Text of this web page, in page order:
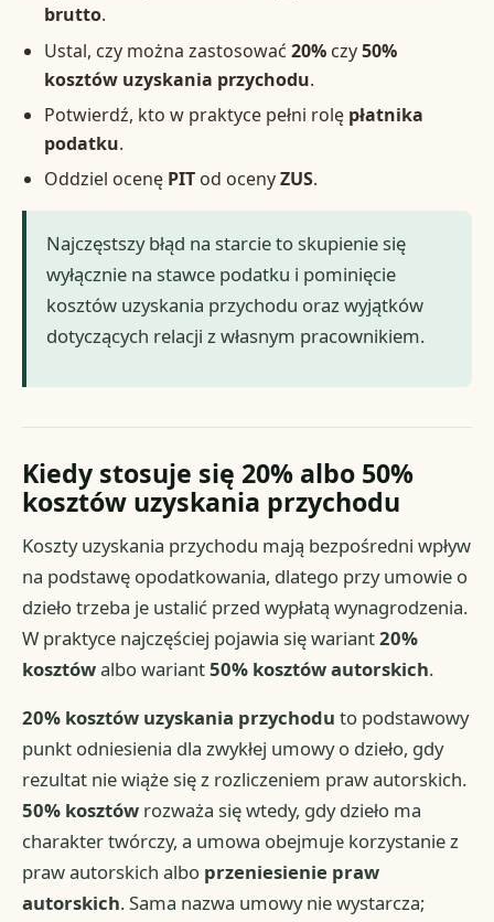
brutto.
Ustal, czy można zastosować 20%czy50%
kosztów uzyskania przychodu.
Potwierdź, kto w praktyce pełni rolę płatnika
podatku.
Oddziel ocenę PITod ocenyZUS.
Najczęstszy błąd na starcie to skupienie się
wyłącznie na stawce podatku i pominięcie
kosztów uzyskania przychodu oraz wyjątków
dotyczących relacji z własnym pracownikiem.
Kiedy stosuje się 20% albo 50%
kosztów uzyskania przychodu
Koszty uzyskania przychodu mają bezpośredni wpływ
na podstawę opodatkowania, dlatego przy umowie o
dzieło trzeba je ustalić przed wypłatą wynagrodzenia.
W praktyce najczęściej pojawia się wariant20%
kosztówalbo wariant50% kosztów autorskich.
20% kosztów uzyskania przychodu to podstawowy
punkt odniesienia dla zwykłej umowy o dzieło, gdy
rezultat nie wiąże się z rozliczeniem praw autorskich.
50% kosztów rozważa się wtedy, gdy dzieło ma
charakter twórczy, a umowa obejmuje korzystanie z
praw autorskich albo przeniesienie praw
autorskich. Sama nazwa umowy nie wystarcza;